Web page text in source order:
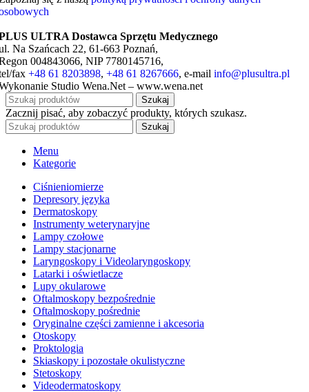
ULTRA Dostawca Sprzętu Medycznego
Na Szańcach 22, 61-663 Poznań,
004843066, NIP 7780145716,
fax +48 61 8203898, +48 61 8267666, e-mail info@plusultra.pl
Studio Wena.Net – www.wena.net
Szukaj
Zacznij pisać, aby zobaczyć produkty, których szukasz.
Szukaj
Menu
Kategorie
Ciśnieniomierze
Depresory języka
Dermatoskopy
Instrumenty weterynaryjne
Lampy czołowe
Lampy stacjonarne
Laryngoskopy i Videolaryngoskopy
Latarki i oświetlacze
Lupy okularowe
Oftalmoskopy bezpośrednie
Oftalmoskopy pośrednie
Oryginalne części zamienne i akcesoria
Otoskopy
Proktologia
Skiaskopy i pozostałe okulistyczne
Stetoskopy
Videodermatoskopy